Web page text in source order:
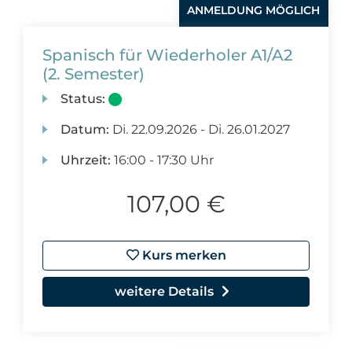
ANMELDUNG MÖGLICH
Spanisch für Wiederholer A1/A2
(2. Semester)
Status:
Datum: Di. 22.09.2026 - Di. 26.01.2027
Uhrzeit: 16:00 - 17:30 Uhr
107,00 €
Kurs merken
weitere Details